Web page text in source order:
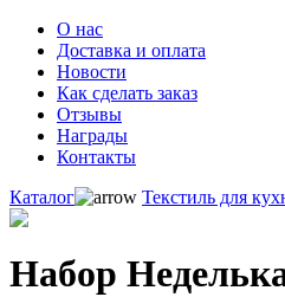
О нас
Доставка и оплата
Новости
Как сделать заказ
Отзывы
Награды
Контакты
Каталог
Текстиль для
Набор